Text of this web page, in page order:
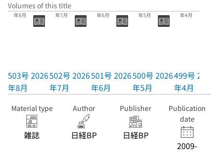
Volumes of this title
503号 2026
年8月
503号 2026
年8月
502号 2026
年7月
502号 2026
年7月
年6月
501号 2026
年6月
年5月
500号 2026
年5月
年4月
499号 2026
年4月
Material type
雑誌
Author
日経BP
Publisher
日経BP
Publication
date
2009-